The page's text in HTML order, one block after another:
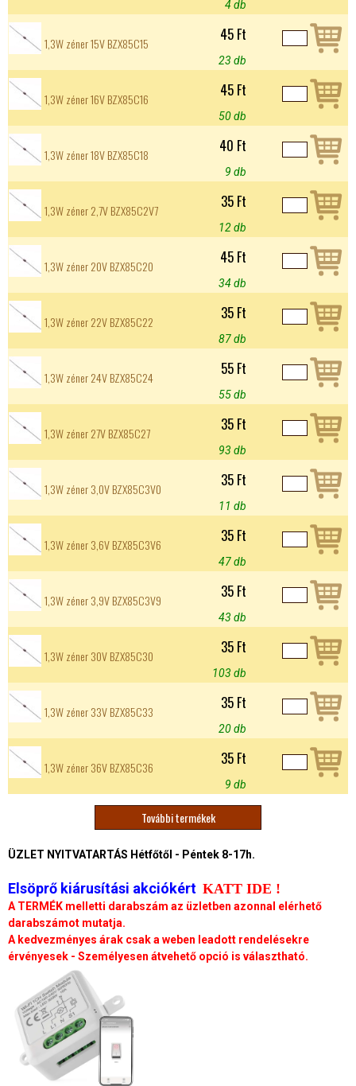
4 db
1,3W zéner 15V BZX85C15 45 Ft
23 db
1,3W zéner 16V BZX85C16 45 Ft
50 db
1,3W zéner 18V BZX85C18 40 Ft
9 db
1,3W zéner 2,7V BZX85C2V7 35 Ft
12 db
1,3W zéner 20V BZX85C20 45 Ft
34 db
1,3W zéner 22V BZX85C22 35 Ft
87 db
1,3W zéner 24V BZX85C24 55 Ft
55 db
1,3W zéner 27V BZX85C27 35 Ft
93 db
1,3W zéner 3,0V BZX85C3V0 35 Ft
11 db
1,3W zéner 3,6V BZX85C3V6 35 Ft
47 db
1,3W zéner 3,9V BZX85C3V9 35 Ft
43 db
1,3W zéner 30V BZX85C30 35 Ft
103 db
1,3W zéner 33V BZX85C33 35 Ft
20 db
1,3W zéner 36V BZX85C36 35 Ft
9 db
l
d
a
l
További termékek
ÜZLET NYITVATARTÁS Hétfőtől - Péntek 8-17h.
Elsöprő kiárusítási akciókért KATT IDE !
A TERMÉK melletti darabszám az üzletben azonnal elérhető
darabszámot mutatja.
A kedvezményes árak csak a weben leadott rendelésekre
érvényesek - Személyesen átvehető opció is választható.